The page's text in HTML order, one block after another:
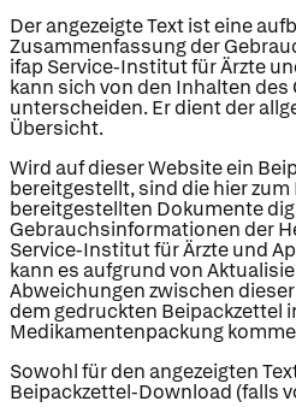
Der angezeigte Text ist eine
Zusammenfassung der
ifap Service-Institut für Ärzte
kann sich von den Inhalten
unterscheiden. Er dient der
Übersicht.
Wird auf dieser Website ein
bereitgestellt, sind die hier
bereitgestellten Dokumente
Gebrauchsinformationen der
Service-Institut für Ärzte und
kann es aufgrund von
Abweichungen zwischen
dem gedruckten Beipackzettel
Medikamentenpackung
Sowohl für den angezeigten
Beipackzettel-Download (falls